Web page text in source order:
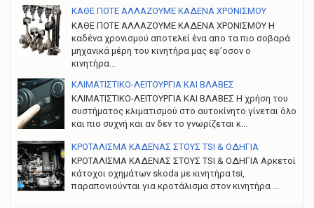
ΚΑΘΕ ΠΟΤΕ ΑΛΛΑΖΟΥΜΕ ΚΑΔΕΝΑ ΧΡΟΝΙΣΜΟΥ
ΚΑΘΕ ΠΟΤΕ ΑΛΛΑΖΟΥΜΕ ΚΑΔΕΝΑ ΧΡΟΝΙΣΜΟΥ Η
καδένα χρονισμού αποτελεί ένα απο τα πιο σοβαρά
μηχανικά μέρη του κινητήρα μας εφ’οσον ο
κινητήρα...
ΚΛΙΜΑΤΙΣΤΙΚΟ-ΛΕΙΤΟΥΡΓΙΑ ΚΑΙ ΒΛΑΒΕΣ
ΚΛΙΜΑΤΙΣΤΙΚΟ-ΛΕΙΤΟΥΡΓΙΑ ΚΑΙ ΒΛΑΒΕΣ H χρήση του
συστήματος κλιματισμού στο αυτοκίνητο γίνεται όλο
και πιο συχνή και αν δεν το γνωρίζεται κ...
ΚΡΟΤΑΛΙΣΜΑ ΚΑΔΕΝΑΣ ΣΤΟΥΣ TSI & ΟΔΗΓΙΑ
ΚΡΟΤΑΛΙΣΜΑ ΚΑΔΕΝΑΣ ΣΤΟΥΣ TSI & ΟΔΗΓΙΑ Αρκετοί
κάτοχοι οχημάτων skoda με κινητήρα tsi,
παραπονιούνται για κροτάλισμα στον κινητήρα ...